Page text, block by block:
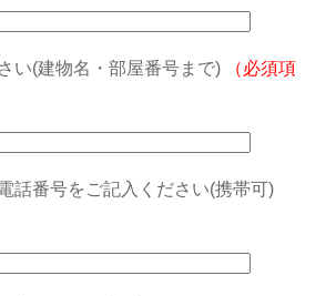
い(建物名・部屋番号まで)
（必須項
話番号をご記入ください(携帯可)